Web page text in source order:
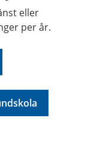
eller
per år.